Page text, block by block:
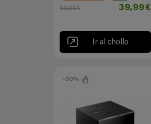
69,99€ 39,99€
Ir al chollo
-50%